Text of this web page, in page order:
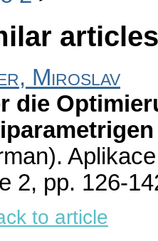
Miroslav
die
2, pp. 126-
to article